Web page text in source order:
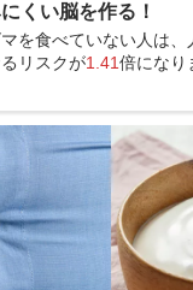
くい脳を作る！
を食べていない人は
リスクが1.41倍になり